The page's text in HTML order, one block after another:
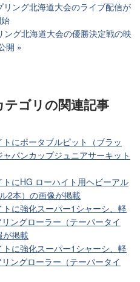
ング北海道大会のライブ配信が
ング北海道大会の優勝決定戦の映
開
テゴリの関連記事
トにポータブルピット（ブラッ
パンカップジュニアサーキット
トにHG ローハイト用ヘビーアル
2本）の画像が掲載
トに強化スーパー1シャーシ、軽
ングローラー（テーパータイ
が掲載
トに強化スーパー1シャーシ、軽
ングローラー（テーパータイ